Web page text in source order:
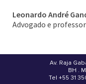
Leonardo André
Advogado e
Av. Raja
BH .
Tel +55 31